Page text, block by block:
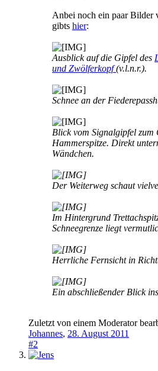
Anbei noch ein paar Bilder
gibts hier:
Ausblick auf die Gipfel des
und Zwölferkopf(v.l.n.r.).
Schnee an der
Blick vom Signalgipfel zum
Hammerspitze. Direkt
Wändchen.
Der Weiterweg schaut
Im Hintergrund
Schneegrenze liegt
Herrliche Fernsicht in
Ein abschließender Blick
Zuletzt von einem Moderator
Johannes, 28. August 2011
#2